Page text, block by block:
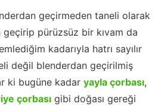
geçirmeden taneli olarak
geçirip pürüzsüz bir kıvam da
kadarıyla hatrı sayılır
değil blenderdan geçirilmiş
ki bugüne kadar yayla çorbası,
çorbası gibi doğası gereği